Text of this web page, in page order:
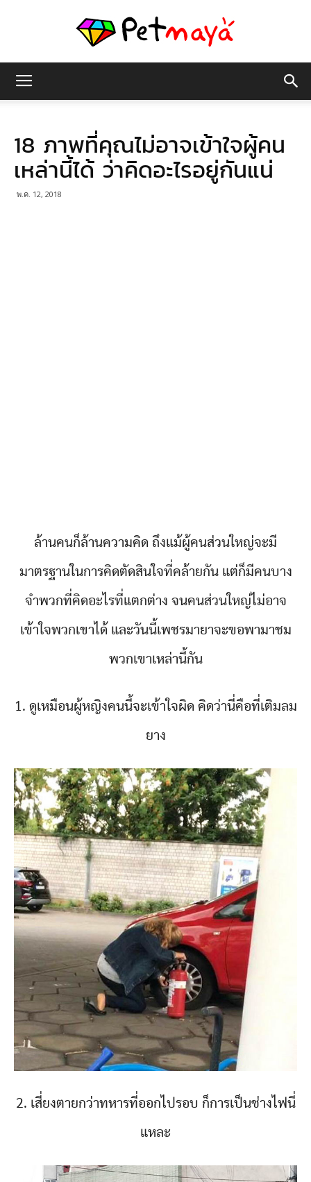
มายา
18 ภาพที่คุณไม่อาจเข้าใจผู้คน
เหล่านี้ได้ ว่าคิดอะไรอยู่กันแน่
พ.ค. 12, 2018
ล้านคนก็ล้านความคิด ถึงแม้ผู้คนส่วนใหญ่จะมี
มาตรฐานในการคิดตัดสินใจที่คล้ายกัน แต่ก็มีคนบาง
จำพวกที่คิดอะไรที่แตกต่าง จนคนส่วนใหญ่ไม่อาจ
เข้าใจพวกเขาได้ และวันนี้เพชรมายาจะขอพามาชม
พวกเขาเหล่านี้กัน
1. ดูเหมือนผู้หญิงคนนี้จะเข้าใจผิด คิดว่านี่คือที่เติมลม
ยาง
2. เสี่ยงตายกว่าทหารที่ออกไปรอบ ก็การเป็นช่างไฟนี่
แหละ